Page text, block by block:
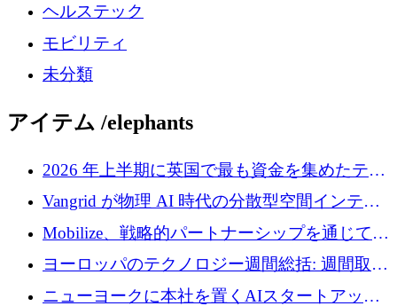
ヘルステック
モビリティ
未分類
アイテム /elephants
2026 年上半期に英国で最も資金を集めたテク
ノロジー企業
Vangrid が物理 AI 時代の分散型空間インテリ
ジェンス ネットワークを構築するために 900
万ドルのシードを調達
Mobilize、戦略的パートナーシップを通じて通
信ソフトウェア会社を拡大するための投資部
ヨーロッパのテクノロジー週間総括: 週間取引
額 8 億 7,800 万ユーロと 2026 年上半期の主要
ニューヨークに本社を置くAIスタートアップ